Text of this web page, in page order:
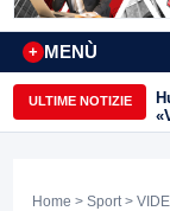
MENÙ
+
ULTIME NOTIZIE
Home > Sport >